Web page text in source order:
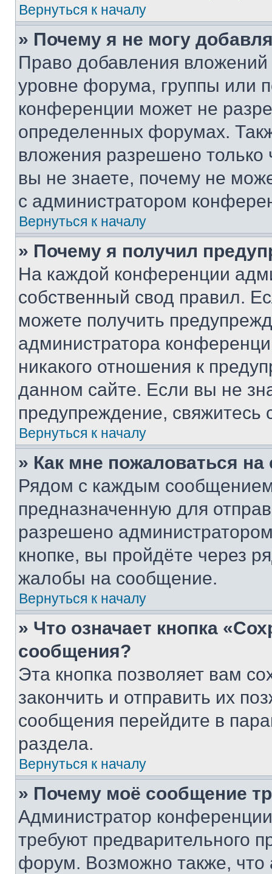
Вернуться к началу
» Почему я не могу
Право добавления
уровне форума, группы или
конференции может не
определенных форумах.
вложения разрешено
вы не знаете, почему не
с администратором
Вернуться к началу
» Почему я получил
На каждой конференции
собственный свод правил.
можете получить
администратора
никакого отношения к
данном сайте. Если вы не
предупреждение,
Вернуться к началу
» Как мне пожаловаться
Рядом с каждым сообщением
предназначенную для
разрешено
кнопке, вы пройдёте через
жалобы на сообщение.
Вернуться к началу
» Что означает кнопка
сообщения?
Эта кнопка позволяет вам
закончить и отправить их
сообщения перейдите в
раздела.
Вернуться к началу
» Почему моё сообщение
Администратор
требуют предварительного
форум. Возможно также, что